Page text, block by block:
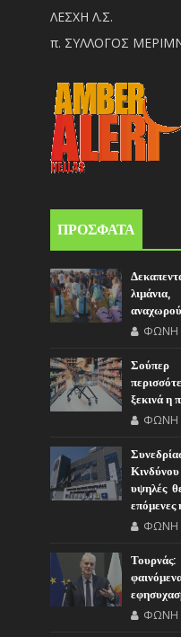
ΛΕΣΧΗ Λ.Σ.
π. ΣΥΛΛΟΓΟΣ
ΠΡΟΣΦΑΤΑ
ΦΩΝΗ
Σούπερ
ξεκινά η
ΦΩΝΗ
Κινδύνου
υψηλές
επόμενες
ΦΩΝΗ
ΦΩΝΗ